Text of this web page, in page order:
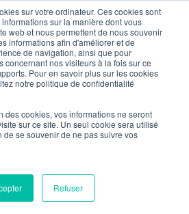
sur votre ordinateur. Ces cookies sont
sur la manière dont vous
web et nous permettent de nous souvenir
informations afin d'améliorer et de
de navigation, ainsi que pour
concernant nos visiteurs à la fois sur ce
Pour en savoir plus sur les cookies
notre politique de confidentialité
des cookies, vos informations ne seront
sur ce site. Un seul cookie sera utilisé
de se souvenir de ne pas suivre vos
Refuser
Blog SEO» Dois-
à vérifier !
d'agence
vérifier ça !